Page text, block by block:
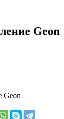
Geon
Geon